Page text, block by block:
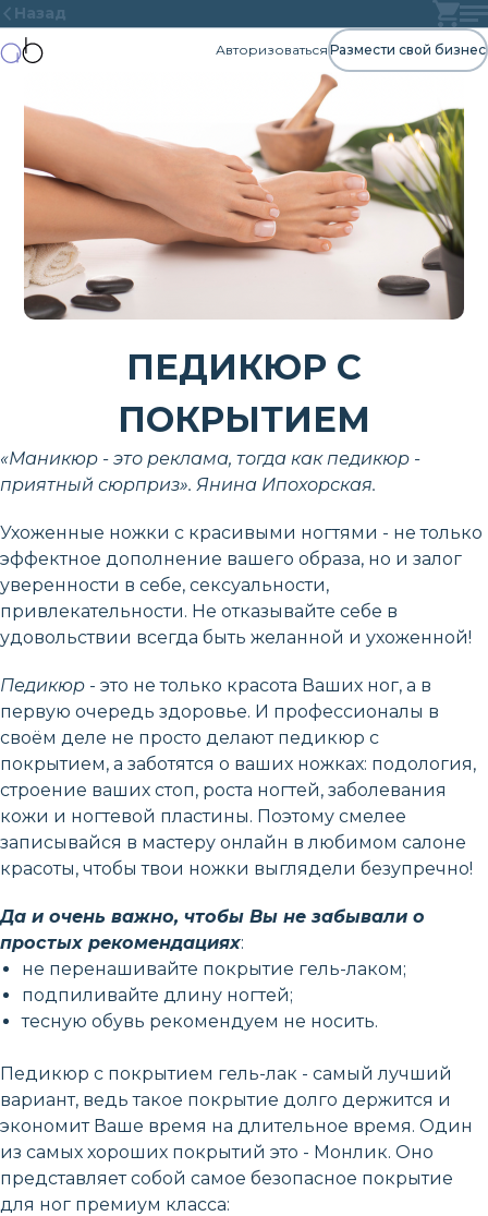
Назад
Авторизоваться Размести свой бизнес
ПЕДИКЮР С
ПОКРЫТИЕМ
«Маникюр - это реклама, тогда как педикюр -
приятный сюрприз». Янина Ипохорская.
Ухоженные ножки с красивыми ногтями - не только
эффектное дополнение вашего образа, но и залог
уверенности в себе, сексуальности,
привлекательности. Не отказывайте себе в
удовольствии всегда быть желанной и ухоженной!
Педикюр - это не только красота Ваших ног, а в
первую очередь здоровье. И профессионалы в
своём деле не просто делают педикюр с
покрытием, а заботятся о ваших ножках: подология,
строение ваших стоп, роста ногтей, заболевания
кожи и ногтевой пластины. Поэтому смелее
записывайся в мастеру онлайн в любимом салоне
красоты, чтобы твои ножки выглядели безупречно!
Да и очень важно, чтобы Вы не забывали о
простых рекомендациях:
не перенашивайте покрытие гель-лаком;
подпиливайте длину ногтей;
тесную обувь рекомендуем не носить.
Педикюр с покрытием гель-лак - самый лучший
вариант, ведь такое покрытие долго держится и
экономит Ваше время на длительное время. Один
из самых хороших покрытий это - Монлик. Оно
представляет собой самое безопасное покрытие
для ног премиум класса: